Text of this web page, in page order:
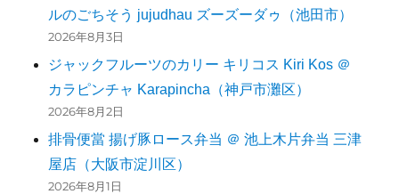
ルのごちそう jujudhau ズーズーダゥ（池田市）
2026年8月3日
ジャックフルーツのカリー キリコス Kiri Kos ＠
カラピンチャ Karapincha（神戸市灘区）
2026年8月2日
排骨便當 揚げ豚ロース弁当 ＠ 池上木片弁当 三津
屋店（大阪市淀川区）
2026年8月1日